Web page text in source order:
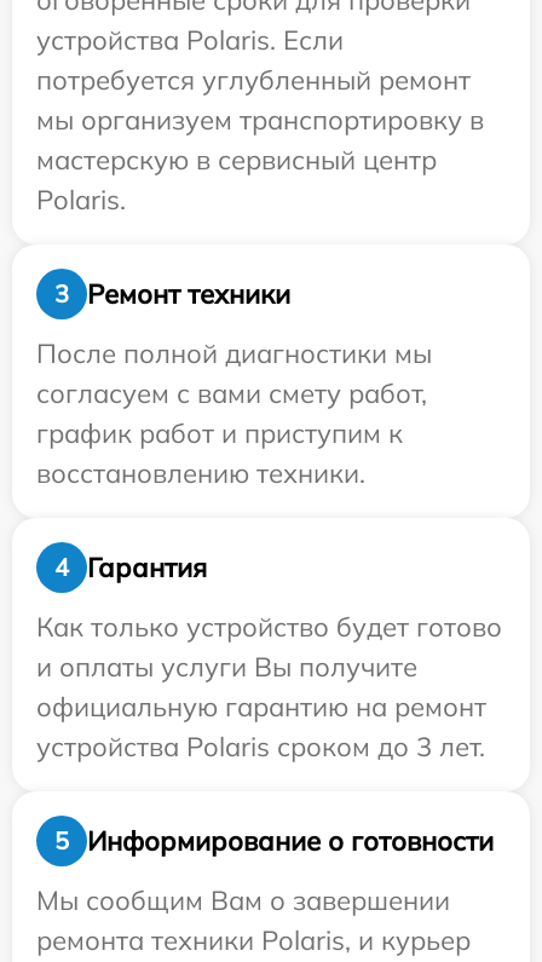
устройства Polaris. Если
потребуется углубленный ремонт
мы организуем транспортировку в
мастерскую в сервисный центр
Polaris.
3
Ремонт техники
После полной диагностики мы
согласуем с вами смету работ,
график работ и приступим к
восстановлению техники.
4
Гарантия
Как только устройство будет готово
и оплаты услуги Вы получите
официальную гарантию на ремонт
устройства Polaris сроком до 3 лет.
5
Информирование о готовности
Мы сообщим Вам о завершении
ремонта техники Polaris, и курьер